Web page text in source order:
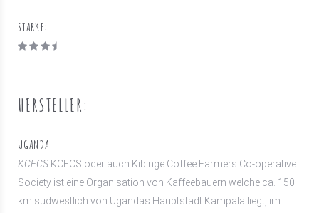
STÄRKE:
HERSTELLER:
UGANDA
KCFCS KCFCS oder auch Kibinge Coffee Farmers Co-operative
Society ist eine Organisation von Kaffeebauern welche ca. 150
km südwestlich von Ugandas Hauptstadt Kampala liegt, im